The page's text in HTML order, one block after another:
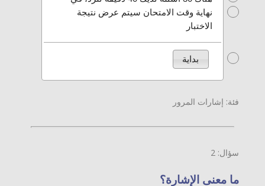
ممنوع أن تتجاوز حتى المكان الذي
نُصبت فيه الإشارة "نهاية منع
التجاوز".
مسموح أن تتجاوز عندما تكون
الطريق خالية.
فئة: إشارات المرور
سؤال: 2
ما معنى الإشارة؟
نهاية وقت الامتحان سيتم عرض نتيجة
الاختبار
بداية